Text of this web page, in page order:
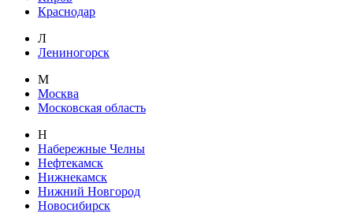
Краснодар
Л
Лениногорск
М
Москва
Московская область
Н
Набережные Челны
Нефтекамск
Нижнекамск
Нижний Новгород
Новосибирск